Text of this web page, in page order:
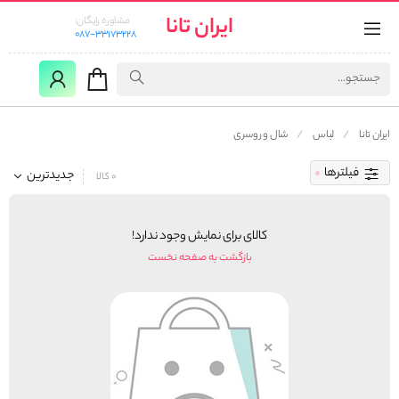
ایران تانا
مشاوره رایگان:
087-33173228
ایران تانا لباس شال و روسری
فیلترها جدیدترین 0 کالا
کالای برای نمایش وجود ندارد!
بازگشت به صفحه نخست